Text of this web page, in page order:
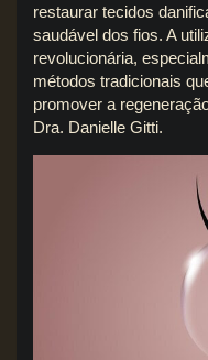
restaurar tecidos
saudável dos fios. A
revolucionária,
métodos tradicionais
promover a
Dra. Danielle Gitti.